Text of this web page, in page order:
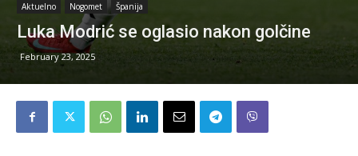
Aktuelno Nogomet Španija
Luka Modrić se oglasio nakon golčine
February 23, 2025